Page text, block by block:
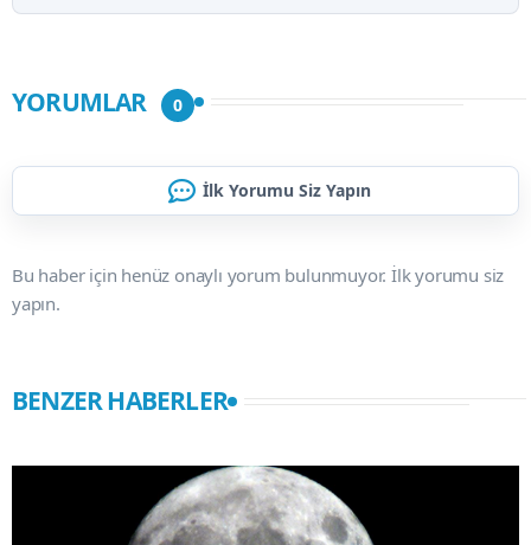
YORUMLAR 0
İlk Yorumu Siz Yapın
Bu haber için henüz onaylı yorum bulunmuyor. İlk yorumu siz
yapın.
BENZER HABERLER